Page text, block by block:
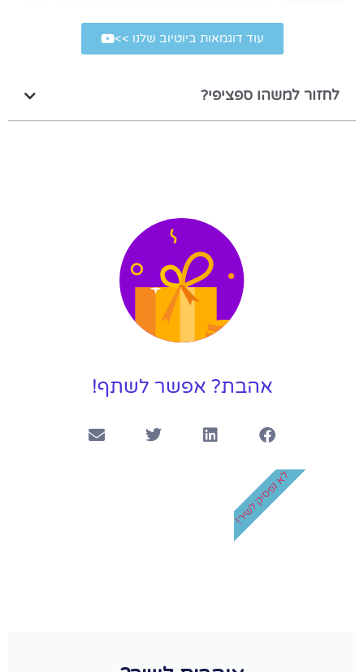
קליפ במתנה ליום הולדת 80 של סבא
קליפ בהפתעה לבר מצווה 5:43
קליפ יום הולדת 50 לאמא המלכה שלנו
קליפ בר מצווה ליונתן
עוד דוגמאות ביוטיוב שלנו >>
לחזור למשהו ספציפי?
אהבת? אפשר לשתף!
לא נפסיק לשיר!